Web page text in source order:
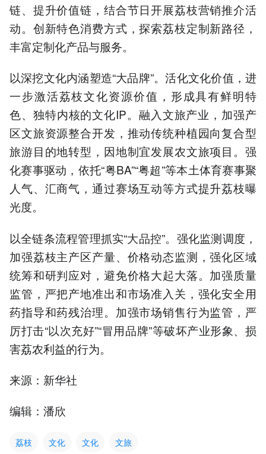
链、提升价值链，结合节日开展荔枝营销推介活
动。创新特色消费方式，探索荔枝定制新路径，
丰富定制化产品与服务。
以深挖文化内涵塑造“大品牌”。活化文化价值，进
一步激活荔枝文化资源价值，形成具有鲜明特
色、独特内核的文化IP。融入文旅产业，加强产
区文旅资源整合开发，推动传统种植园向复合型
旅游目的地转型，因地制宜发展农文旅项目。强
化赛事驱动，依托“粤BA”“粤超”等本土体育赛事聚
人气、汇商气，通过赛场互动等方式提升荔枝曝
光度。
以全链条流程管理抓实“大品控”。强化监测调度，
加强荔枝主产区产量、价格动态监测，强化区域
统筹和研判应对，避免价格大起大落。加强质量
监管，严把产地准出和市场准入关，强化安全用
药指导和药残治理。加强市场销售行为监管，严
厉打击“以次充好”“冒用品牌”等破坏产业形象、损
害荔农利益的行为。
来源：新华社
编辑：潘欣
荔枝 文化 文化 文旅